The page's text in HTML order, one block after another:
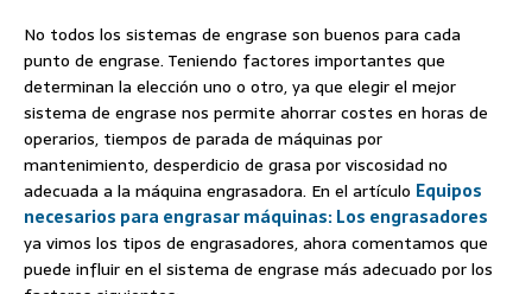
No todos los sistemas de engrase son buenos para cada
punto de engrase. Teniendo factores importantes que
determinan la elección uno o otro, ya que elegir el mejor
sistema de engrase nos permite ahorrar costes en horas de
operarios, tiempos de parada de máquinas por
mantenimiento, desperdicio de grasa por viscosidad no
adecuada a la máquina engrasadora. En el artículo Equipos
necesarios para engrasar máquinas: Los engrasadores
ya vimos los tipos de engrasadores, ahora comentamos que
puede influir en el sistema de engrase más adecuado por los